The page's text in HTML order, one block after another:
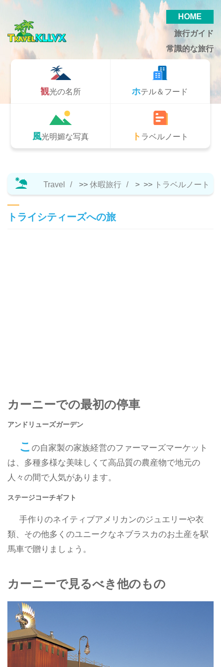
HOME
旅行ガイド
常識的な旅行
観光の名所 ホテル＆フード
風光明媚な写真 トラベルノート
Travel >> 休暇旅行 > >> トラベルノート
トライシティーズへの旅
カーニーでの最初の停車
アンドリューズガーデン
こ の自家製の家族経営のファーマーズマーケット
は、多種多様な美味しくて高品質の農産物で地元の
人々の間で人気があります。
ステージコーチギフト
手作りのネイティブアメリカンのジュエリーや衣
類、その他多くのユニークなネブラスカのお土産を駅
馬車で贈りましょう。
カーニーで見るべき他のもの